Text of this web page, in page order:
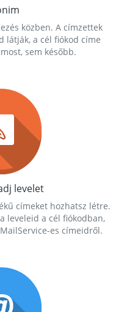
közben. A címzettek
látják, a cél fiókod címe
sem később.
levelet
címeket hozhatsz létre.
leveleid a cél fiókodban,
es címeidről.